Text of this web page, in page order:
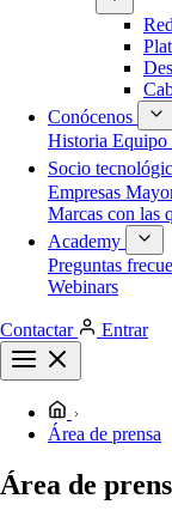
Conócenos
Historia Equipo
Socio
Empresas
Marcas con las
Academy
Preguntas
Webinars
Contactar Entrar
Área de prensa
Área de